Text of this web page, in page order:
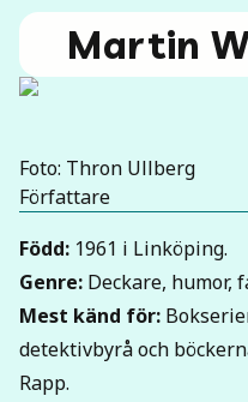
Böcker
Mina böcker
Martin
Foto: Thron Ullberg
Författare
Född: 1961 i Linköping.
Genre: Deckare, humor,
Mest känd för:
detektivbyrå och
Rapp.